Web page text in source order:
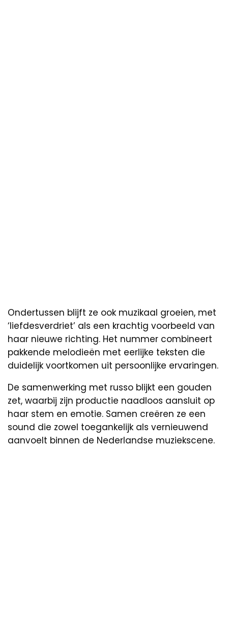
Ondertussen blijft ze ook muzikaal groeien, met
‘liefdesverdriet’ als een krachtig voorbeeld van
haar nieuwe richting. Het nummer combineert
pakkende melodieën met eerlijke teksten die
duidelijk voortkomen uit persoonlijke ervaringen.
De samenwerking met russo blijkt een gouden
zet, waarbij zijn productie naadloos aansluit op
haar stem en emotie. Samen creëren ze een
sound die zowel toegankelijk als vernieuwend
aanvoelt binnen de Nederlandse muziekscene.